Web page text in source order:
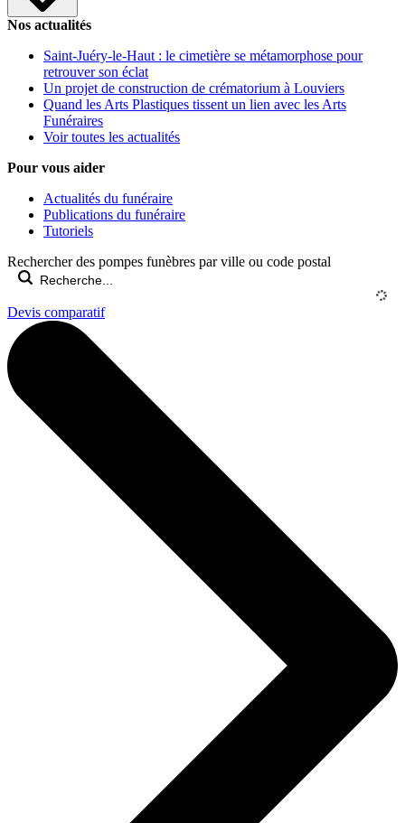
Nos actualités
Saint-Juéry-le-Haut : le cimetière se métamorphose pour
retrouver son éclat
Un projet de construction de crématorium à Louviers
Quand les Arts Plastiques tissent un lien avec les Arts
Funéraires
Voir toutes les actualités
Pour vous aider
Actualités du funéraire
Publications du funéraire
Tutoriels
Rechercher des pompes funèbres par ville ou code postal
Devis comparatif